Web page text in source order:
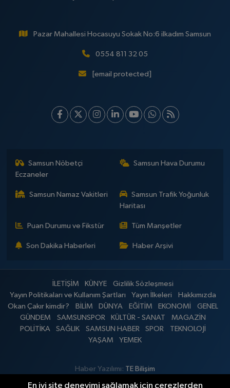
Pazar Mahallesi Hocasuyu Sokak No:6 ilkadım Samsun
0554 811 32 05
[email protected]
Samsun Nöbetçi
Eczaneler
Samsun Hava Durumu
Samsun Namaz Vakitleri
Samsun Trafik Yoğunluk
Haritası
Puan Durumu ve Fikstür Tüm Manşetler
Son Dakika Haberleri Haber Arşivi
İLETİŞİM KÜNYE
Gizlilik Sözleşmesi
Yayın Politikaları ve Kullanım Şartları
Yayın İlkeleri
Hakkımızda
Okan Çakır kimdir?
BİLİM DÜNYA EĞİTİM EKONOMİ
GENEL
GÜNDEM
SAMSUNSPOR KÜLTÜR - SANAT
MAGAZİN
POLİTİKA
SAĞLIK SAMSUN HABER SPOR
TEKNOLOJİ
YAŞAM
YEMEK
Haber Yazılımı: TE Bilişim
En iyi site deneyimi sağlamak için çerezlerden